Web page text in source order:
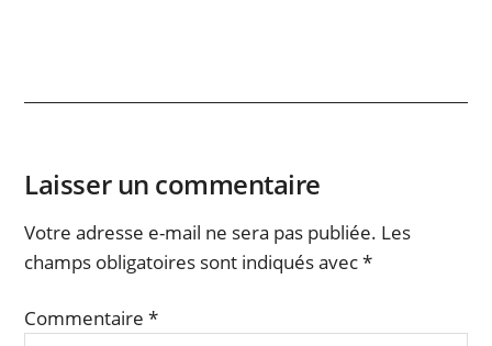
Laisser un commentaire
Votre adresse e-mail ne sera pas publiée. Les
champs obligatoires sont indiqués avec*
Commentaire*